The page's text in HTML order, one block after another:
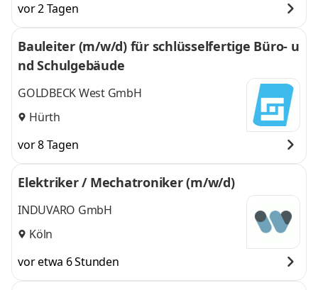
München,
Hamburg,
Mannheim, Köln,
Leipzig, Dresden,
Köln, Leipzig,
Dresden, Berlinund 7
vor 2 Tagen
Bauleiter (m/w/d) für schlüsselfertige Büro- u
nd Schulgebäude
GOLDBECK West GmbH
Hürth
vor 8 Tagen
Elektriker / Mechatroniker (m/w/d)
INDUVARO GmbH
Köln
vor etwa 6 Stunden